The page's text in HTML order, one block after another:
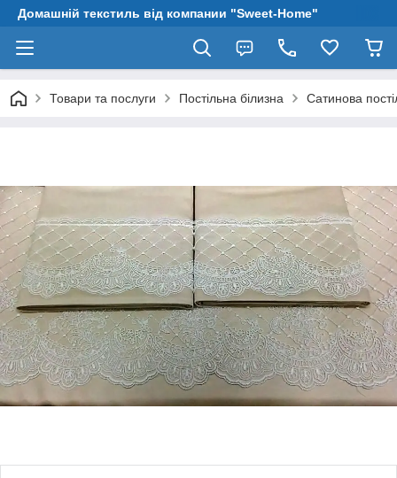
Домашній текстиль від компании "Sweet-Home"
Товари та послуги Постільна білизна Сатинова